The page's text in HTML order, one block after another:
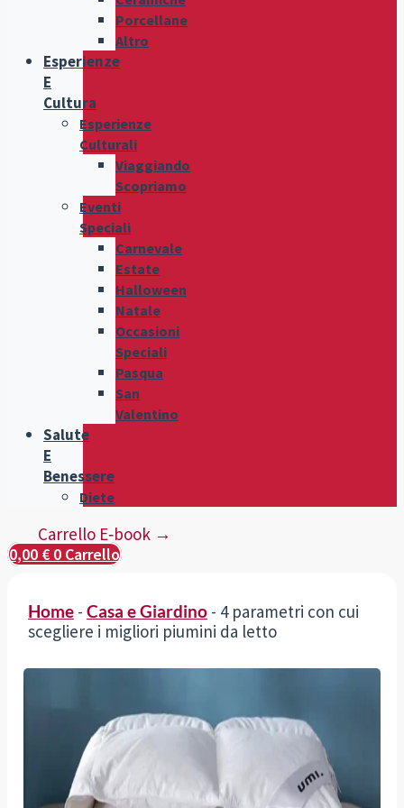
Porcellane
Altro
Esperienze
E
Cultura
Esperienze
Culturali
Viaggiando
Scopriamo
Eventi
Speciali
Carnevale
Estate
Halloween
Natale
Occasioni
Speciali
Pasqua
San
Valentino
Salute
E
Benessere
Diete
Carrello E‑book →
0,00 € 0 Carrello
Home- Casa e Giardino- 4 parametri con cui
scegliere i migliori piumini da letto